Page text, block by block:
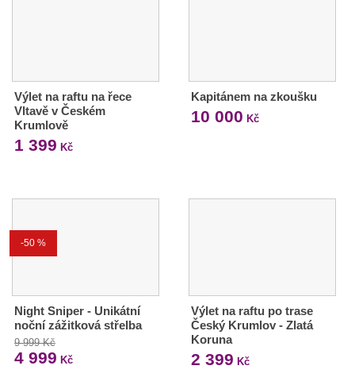
Výlet na raftu na řece
Vltavě v Českém
Krumlově
1 399 Kč
Kapitánem na zkoušku
10 000 Kč
-50 %
Night Sniper - Unikátní
noční zážitková střelba
9 999 Kč
4 999 Kč
Výlet na raftu po trase
Český Krumlov - Zlatá
Koruna
2 399 Kč